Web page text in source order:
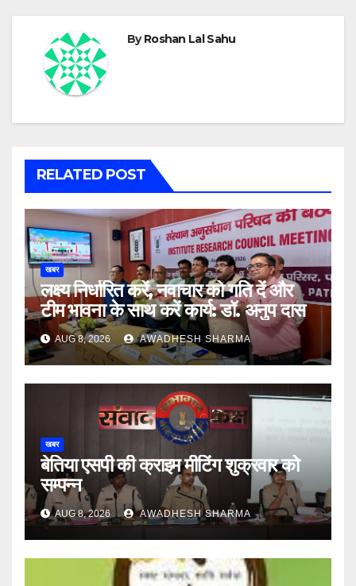
ByRoshan Lal Sahu
RELATED POST
खबर
लक्ष्य निर्धारित करें, नवाचार को गति दें और
टीम भावना के साथ करें कार्य: डॉ. अनुप दास
AUG 8, 2026 AWADHESH SHARMA
खबर
बेतिया एसपी की क्राइम मीटिंग शुक्रवार को
सम्पन्न
AUG 8, 2026 AWADHESH SHARMA